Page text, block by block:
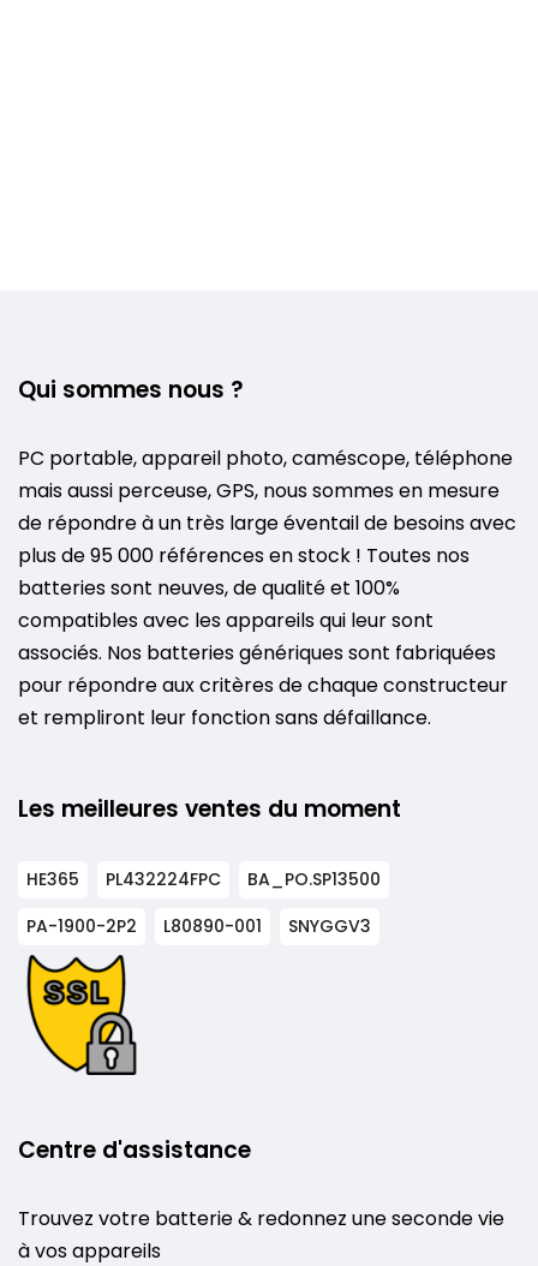
Qui sommes nous ?
PC portable, appareil photo, caméscope, téléphone
mais aussi perceuse, GPS, nous sommes en mesure
de répondre à un très large éventail de besoins avec
plus de 95 000 références en stock ! Toutes nos
batteries sont neuves, de qualité et 100%
compatibles avec les appareils qui leur sont
associés. Nos batteries génériques sont fabriquées
pour répondre aux critères de chaque constructeur
et rempliront leur fonction sans défaillance.
Les meilleures ventes du moment
HE365 PL432224FPC
BA_PO.SP13500
PA-1900-2P2
L80890-001 SNYGGV3
Centre d'assistance
Trouvez votre batterie & redonnez une seconde vie
à vos appareils